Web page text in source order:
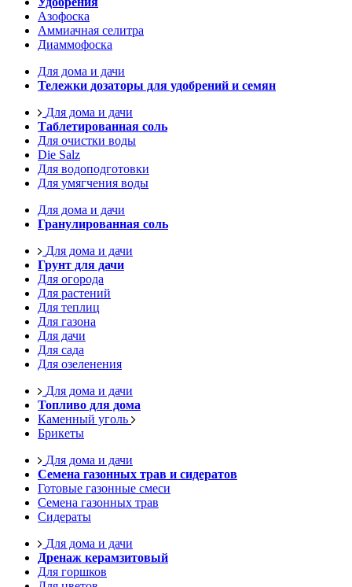
Азофоска
Аммиачная селитра
Диаммофоска
Для дома и дачи
Тележки дозаторы для удобрений и семян
Для дома и дачи
Таблетированная соль
Для очистки воды
Die Salz
Для водоподготовки
Для умягчения воды
Для дома и дачи
Гранулированная соль
Для дома и дачи
Грунт для дачи
Для огорода
Для растений
Для теплиц
Для газона
Для дачи
Для сада
Для озеленения
Для дома и дачи
Топливо для дома
Каменный уголь
Брикеты
Для дома и дачи
Семена газонных трав и сидератов
Готовые газонные смеси
Семена газонных трав
Сидераты
Для дома и дачи
Дренаж керамзитовый
Для горшков